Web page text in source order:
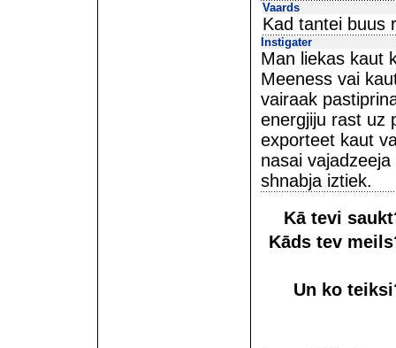
Vaards
Kad tantei buus
Instigater
Man liekas kaut
Meeness vai
vairaak
energjiju rast uz
exporteet kaut
nasai
shnabja iztiek.
Kā tevi
Kāds tev
Un ko